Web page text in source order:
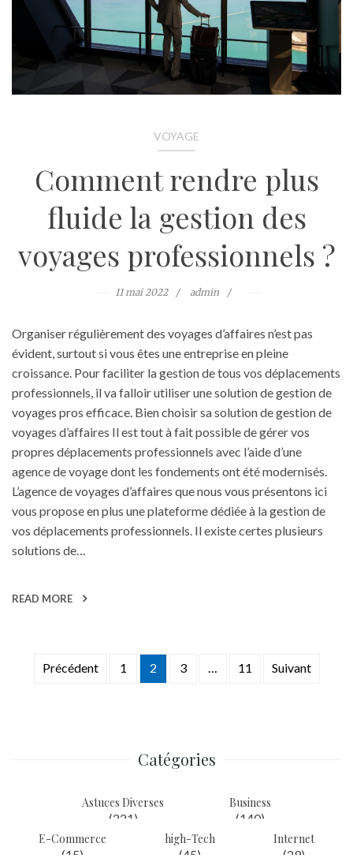
VOYAGE
Comment rendre plus
fluide la gestion des
voyages professionnels ?
11 mai 2022 admin
Organiser régulièrement des voyages d’affaires n’est pas
évident, surtout si vous êtes une entreprise en pleine
croissance. Pour faciliter la gestion de tous vos déplacements
professionnels, il va falloir utiliser une solution de gestion de
voyages pros efficace. Bien choisir sa solution de gestion de
voyages d’affaires Il est tout à fait possible de gérer vos
propres déplacements professionnels avec l’aide d’une
agence de voyage dont les fondements ont été modernisés.
L’agence de voyages d’affaires que nous vous présentons ici
vous propose en plus une plateforme dédiée à la gestion de
vos déplacements professionnels. Il existe certes plusieurs
solutions de…
READ MORE
Précédent 1 2 3 11 Suivant
Catégories
Astuces Diverses
(221)
Business
(140)
E-Commerce
(15)
high-Tech
(45)
Internet
(29)